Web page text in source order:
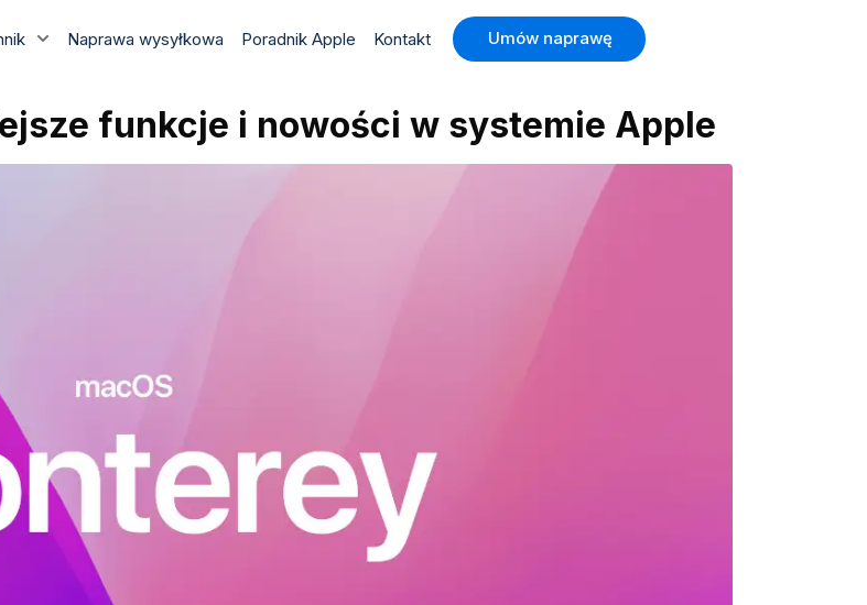
Naprawa wysyłkowa Poradnik Apple Kontakt Umów naprawę
funkcje i nowości w systemie Apple